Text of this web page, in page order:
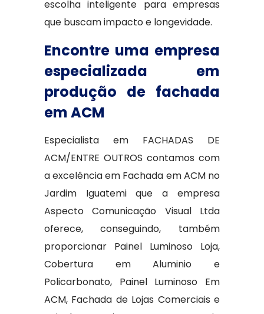
escolha inteligente para empresas
que buscam impacto e longevidade.
Encontre uma empresa
especializada em
produção de fachada
em ACM
Especialista em FACHADAS DE
ACM/ENTRE OUTROS contamos com
a excelência em Fachada em ACM no
Jardim Iguatemi que a empresa
Aspecto Comunicação Visual Ltda
oferece, conseguindo, também
proporcionar Painel Luminoso Loja,
Cobertura em Aluminio e
Policarbonato, Painel Luminoso Em
ACM, Fachada de Lojas Comerciais e